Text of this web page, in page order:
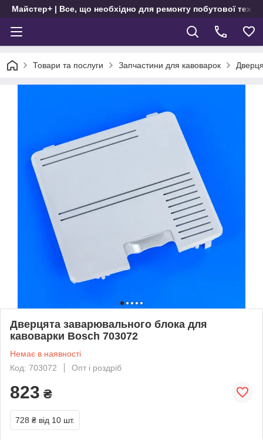
Майстер+ | Все, що необхідно для ремонту побутової
Товари та послуги Запчастини для кавоварок
Дверцята заварювального блока для
кавоварки Bosch 703072
Немає в наявності
Код: 703072
Опт і роздріб
823 ₴
728 ₴ від 10 шт.